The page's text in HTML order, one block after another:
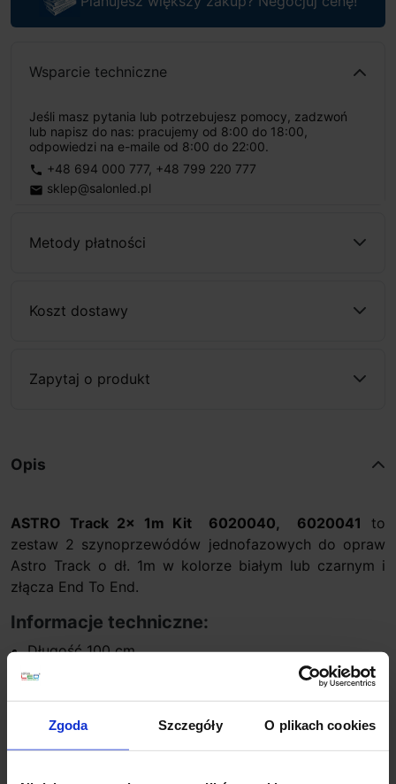
Zgoda Szczegóły O plikach cookies
Wsparcie techniczne
Jeśli masz pytania lub potrzebujesz pomocy, zadzwoń
lub napisz do nas: pracujemy od 8:00 do 18:00,
odpowiedzi na e-maile od 8:00 do 22:00.
phone +48 694 000 777, +48 799 220 777
email sklep@salonled.pl
Metody płatności
Koszt dostawy
Zapytaj o produkt
Opis
ASTRO Track 2x 1m Kit 6020040, 6020041
to
zestaw 2 szynoprzewódów jednofazowych do opraw
Astro Track o dł. 1m w kolorze białym lub czarnym i
złącza End To End.
Informacje techniczne:
Długość 100 cm
Wysokość 3,5 cm
Gwarancja 24 m-ce